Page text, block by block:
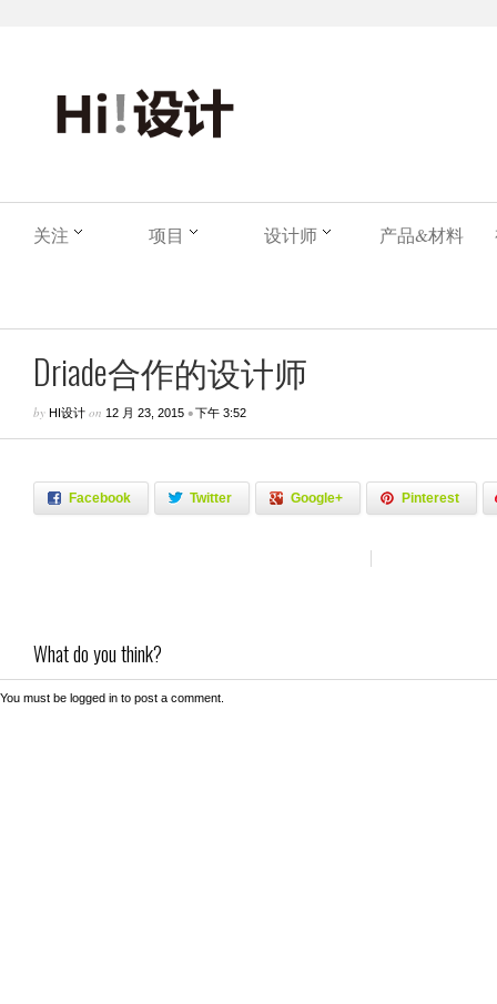
关注 项目 设计师 产品&材料
Driade合作的设计师
by HI设计 on 12 月 23, 2015 •下午 3:52
Facebook Twitter Google+ Pinterest
What do you think?
You must be logged in to post a comment.